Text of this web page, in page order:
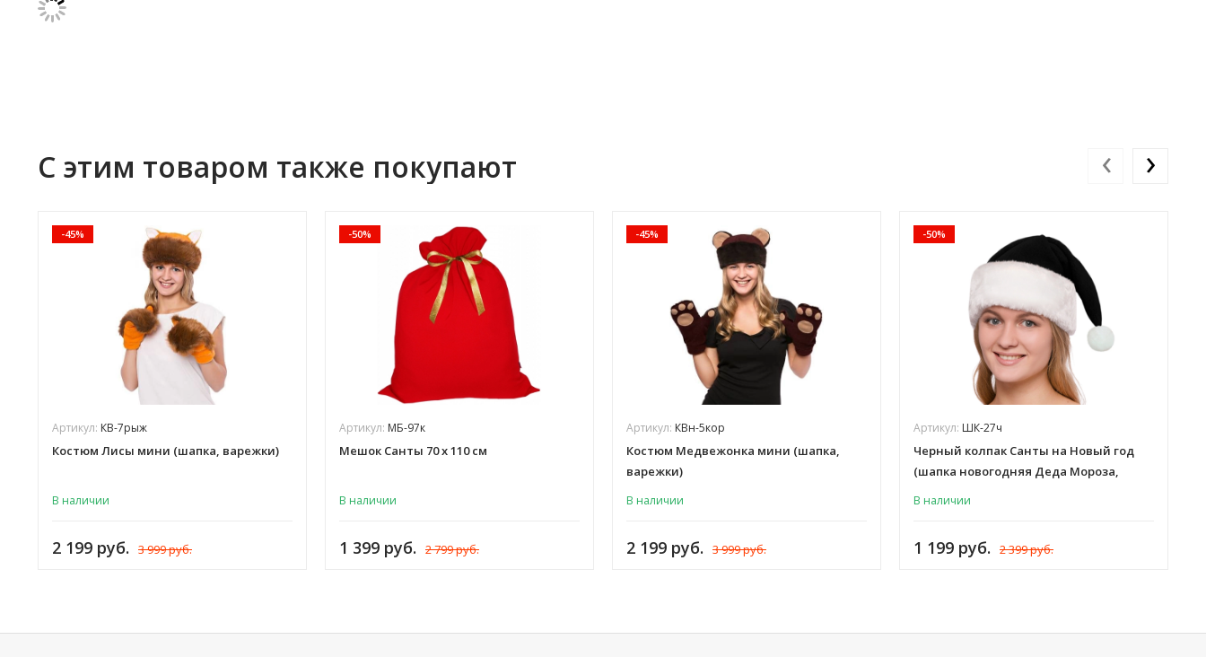
С этим товаром также покупают
-45%
Артикул: КВ-7рыж
Костюм Лисы мини (шапка, варежки)
В наличии
2 199 руб. 3 999 руб.
-50%
Артикул: МБ-97к
Мешок Санты 70 х 110 см
В наличии
1 399 руб. 2 799 руб.
-45%
Артикул: КВн-5кор
Костюм Медвежонка мини (шапка,
варежки)
В наличии
2 199 руб. 3 999 руб.
-50%
Артикул: ШК-27ч
Черный колпак Санты на Новый год
(шапка новогодняя Деда Мороза,
В наличии
1 199 руб. 2 399 руб.
‹ ›